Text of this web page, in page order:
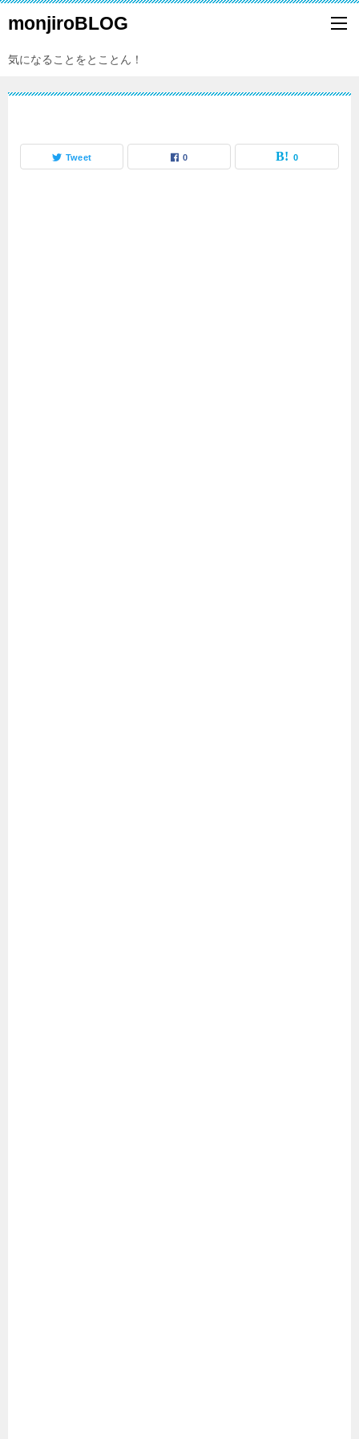
monjiroBLOG
気になることをとことん！
Tweet 0 0